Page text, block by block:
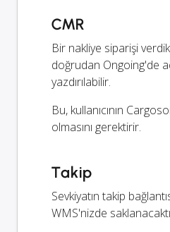
CMR
Bir nakliye siparişi
doğrudan Ongoing'de
yazdırılabilir.
Bu, kullanıcının
olmasını gerektirir.
Takip
Sevkiyatın takip
WMS'nizde